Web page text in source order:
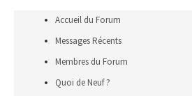
Accueil du Forum
Messages Récents
Membres du Forum
Quoi de Neuf ?